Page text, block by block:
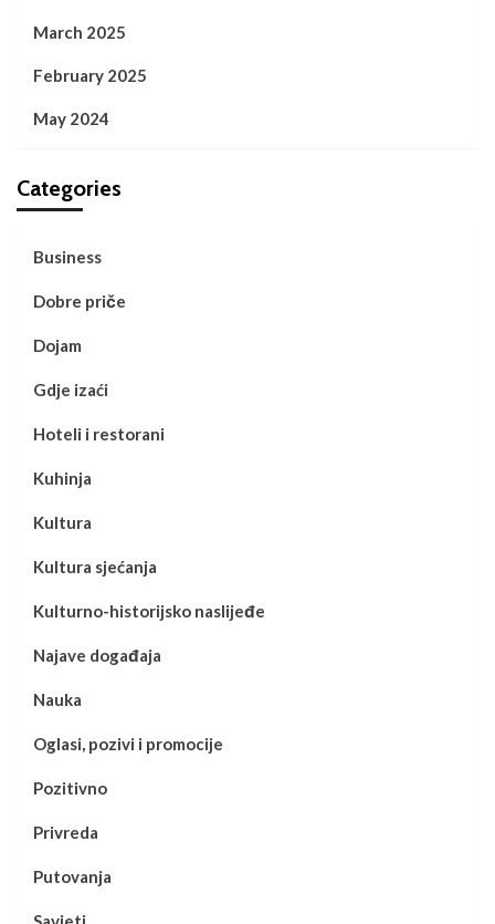
March 2025
February 2025
May 2024
Categories
Business
Dobre priče
Dojam
Gdje izaći
Hoteli i restorani
Kuhinja
Kultura
Kultura sjećanja
Kulturno-historijsko naslijeđe
Najave događaja
Nauka
Oglasi, pozivi i promocije
Pozitivno
Privreda
Putovanja